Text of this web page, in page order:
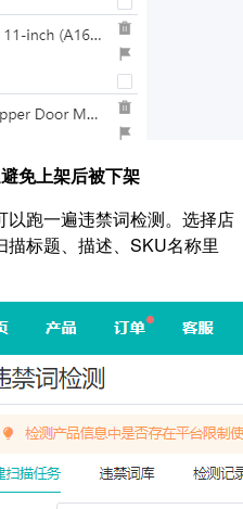
免上架后被下架
跑一遍违禁词检测。选择店
标题、描述、SKU名称里